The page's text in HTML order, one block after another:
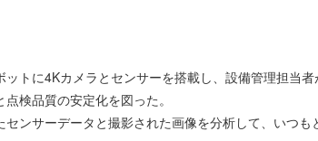
ットに4Kカメラとセンサーを搭載し、設備管理担当
点検品質の安定化を図った。
センサーデータと撮影された画像を分析して、いつ